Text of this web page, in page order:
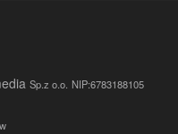
Sp.z o.o. NIP:6783188105